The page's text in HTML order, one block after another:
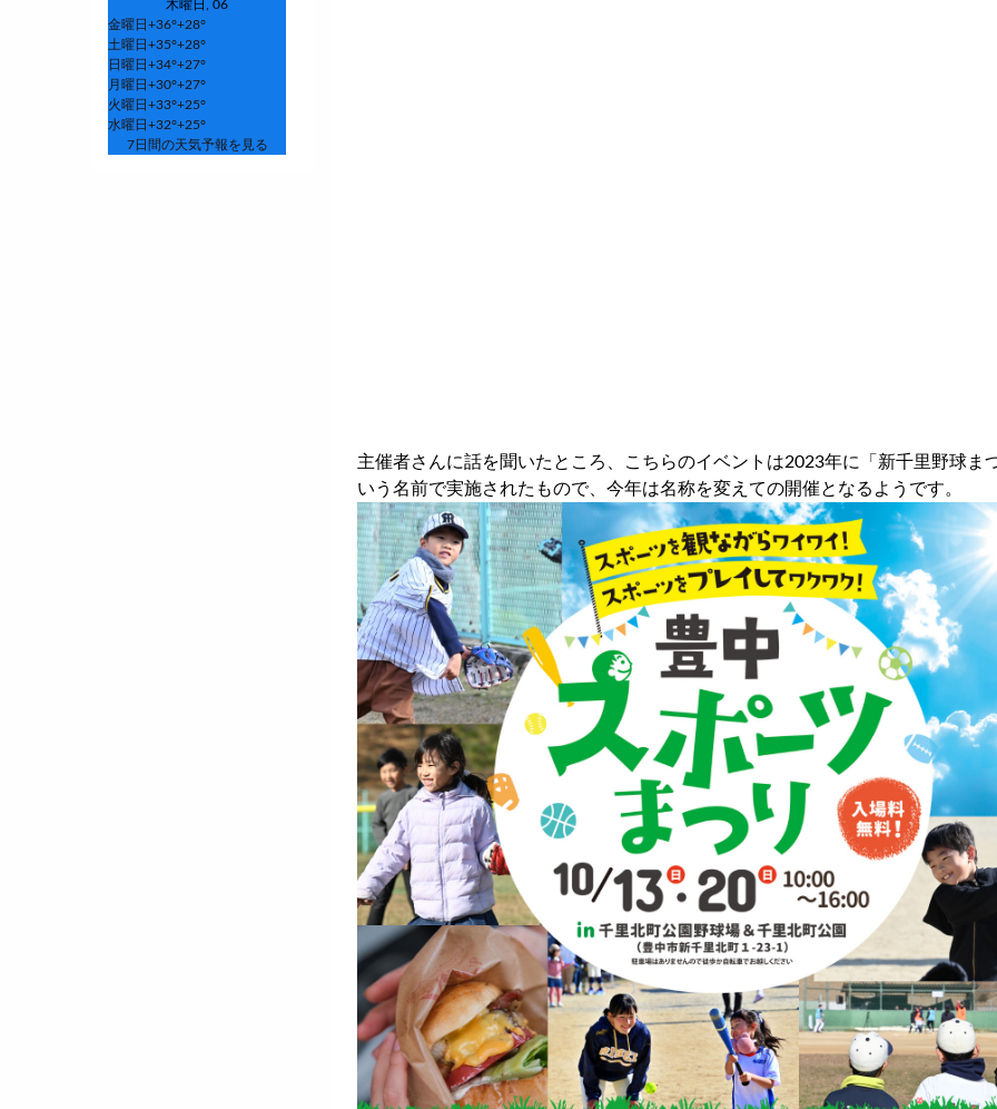
主催者さんに話を聞いたところ、こちらのイベントは2023年に「新千里野球ま
いう名前で実施されたもので、今年は名称を変えての開催となるようです。
木曜日, 06
金曜日 +36°+28°
土曜日 +35°+28°
日曜日 +34°+27°
月曜日 +30°+27°
火曜日 +33°+25°
水曜日 +32°+25°
7日間の天気予報を見る